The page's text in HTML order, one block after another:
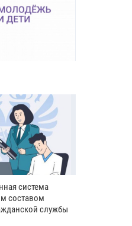
система
составом
службы